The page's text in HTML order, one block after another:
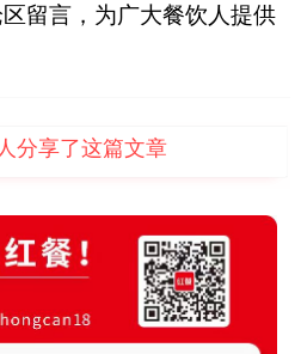
留言，为广大餐饮人提供
人分享了这篇文章